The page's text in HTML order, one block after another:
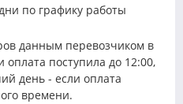
по графику работы
данным перевозчиком в
оплата поступила до 12:00,
день - если оплата
времени.